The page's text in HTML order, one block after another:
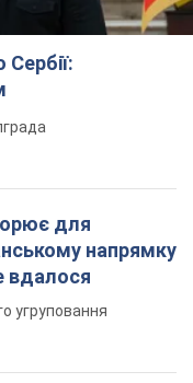
для
напрямку
вдалося
угруповання